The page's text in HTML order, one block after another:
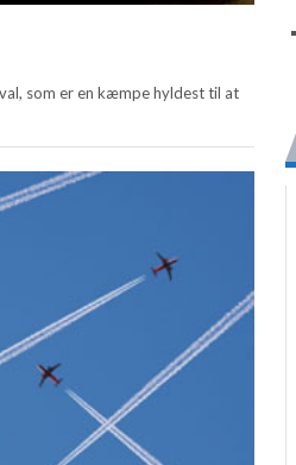
som er en kæmpe hyldest til at